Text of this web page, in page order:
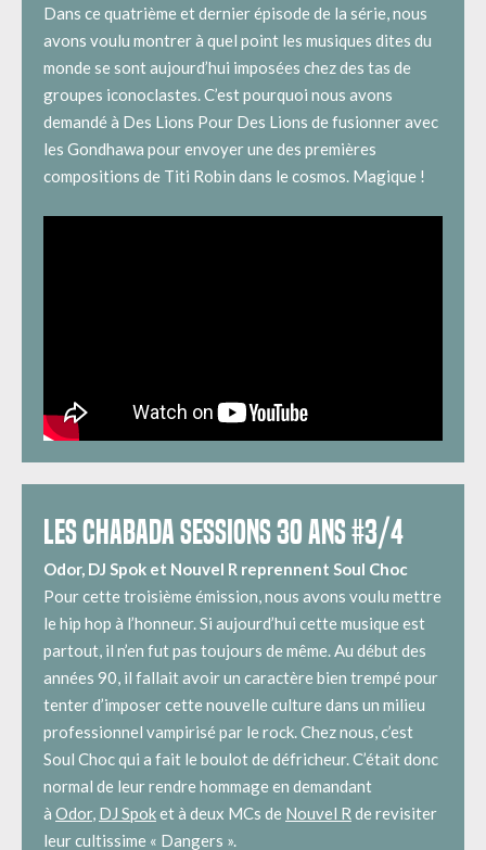
Dans ce quatrième et dernier épisode de la série, nous
avons voulu montrer à quel point les musiques dites du
monde se sont aujourd’hui imposées chez des tas de
groupes iconoclastes. C’est pourquoi nous avons
demandé à Des Lions Pour Des Lions de fusionner avec
les Gondhawa pour envoyer une des premières
compositions de Titi Robin dans le cosmos. Magique !
LES CHABADA SESSIONS 30 ANS #3/4
Odor, DJ Spok et Nouvel R reprennent Soul Choc
Pour cette troisième émission, nous avons voulu mettre
le hip hop à l’honneur. Si aujourd’hui cette musique est
partout, il n’en fut pas toujours de même. Au début des
années 90, il fallait avoir un caractère bien trempé pour
tenter d’imposer cette nouvelle culture dans un milieu
professionnel vampirisé par le rock. Chez nous, c’est
Soul Choc qui a fait le boulot de défricheur. C’était donc
normal de leur rendre hommage en demandant
à Odor, DJ Spoket à deux MCs de Nouvel R de revisiter
leur cultissime « Dangers ».